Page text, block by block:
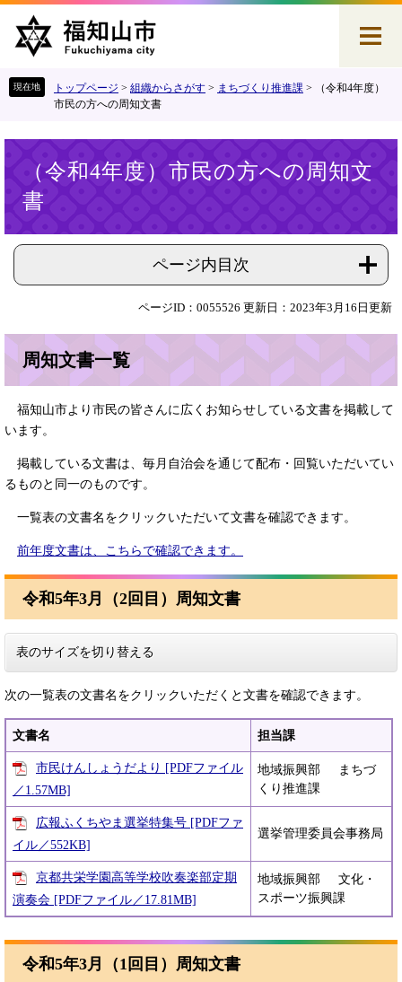
す
し
トップページ > 組織からさがす > まちづくり推進課 >
（令和4年度）
市民の方への周知文書
（令和4年度）市民の方への周知文
書
ページ内目次
ページID：0055526 更新日：2023年3月16日更新
周知文書一覧
福知山市より市民の皆さんに広くお知らせしている文書を掲載して
います。
掲載している文書は、毎月自治会を通じて配布・回覧いただいてい
るものと同一のものです。
一覧表の文書名をクリックいただいて文書を確認できます。
前年度文書は、こちらで確認できます。
令和5年3月（2回目）周知文書
表のサイズを切り替える
次の一覧表の文書名をクリックいただくと文書を確認できます。
文書名 担当課
市民けんしょうだより [PDFファイル
／1.57MB]
地域振興部 まちづ
くり推進課
広報ふくちやま選挙特集号 [PDFファ
イル／552KB]
選挙管理委員会事務局
京都共栄学園高等学校吹奏楽部定期
演奏会 [PDFファイル／17.81MB]
地域振興部 文化・
スポーツ振興課
令和5年3月（1回目）周知文書